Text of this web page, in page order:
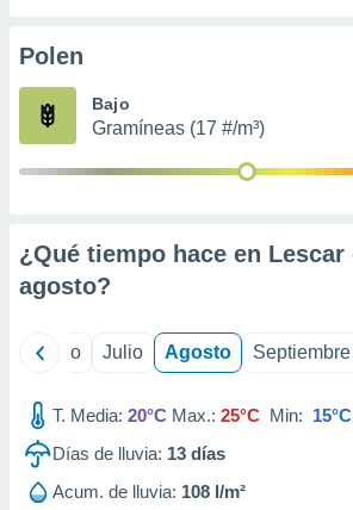
e
mediante
de
1199
Polen
Bajo
Gramíneas (17 #/m³)
¿Qué tiempo hace en Lescar
agosto?
Junio Julio Agosto Septiembre
T. Media: 20°C Max.: 25°C Min: 15°C
Días de lluvia: 13 días
Acum. de lluvia: 108 l/m²